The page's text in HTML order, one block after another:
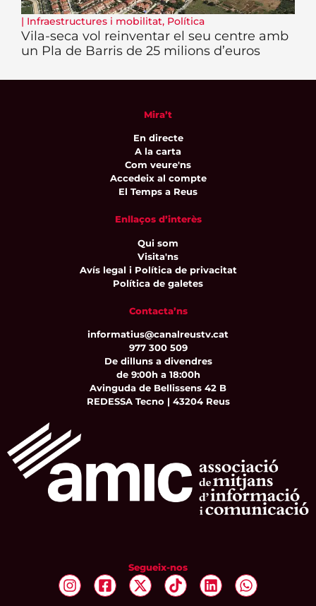
| Infraestructures i mobilitat, Política
Vila-seca vol reinventar el seu centre amb
un Pla de Barris de 25 milions d’euros
Mira’t
En directe
A la carta
Com veure'ns
Accedeix al compte
El Temps a Reus
Enllaços d’interès
Qui som
Visita'ns
Avís legal i Política de privacitat
Política de galetes
Contacta’ns
informatius@canalreustv.cat
977 300 509
De dilluns a divendres
de 9:00h a 18:00h
Avinguda de Bellissens 42 B
REDESSA Tecno | 43204 Reus
Segueix-nos